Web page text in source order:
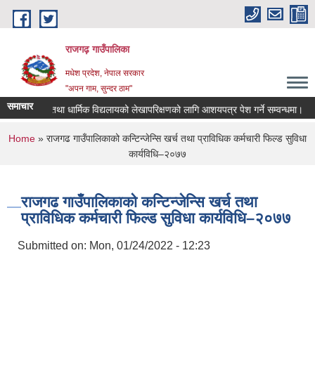
Skip to main content
राजगढ़ गाउँपालिका
मधेश प्रदेश, नेपाल सरकार
"अपन गाम, सुन्दर ठाम"
समाचार तथा धार्मिक विद्यलायको लेखापरिक्षणको लागि आशयपत्र पेश गर्ने सम्वन्धमा।
You are here
Home » राजगढ गाउँपालिकाको कन्टिन्जेन्सि खर्च तथा प्राविधिक कर्मचारी फिल्ड सुविधा
कार्यविधि–२०७७
राजगढ गाउँपालिकाको कन्टिन्जेन्सि खर्च तथा
प्राविधिक कर्मचारी फिल्ड सुविधा कार्यविधि–२०७७
Submitted on: Mon, 01/24/2022 - 12:23